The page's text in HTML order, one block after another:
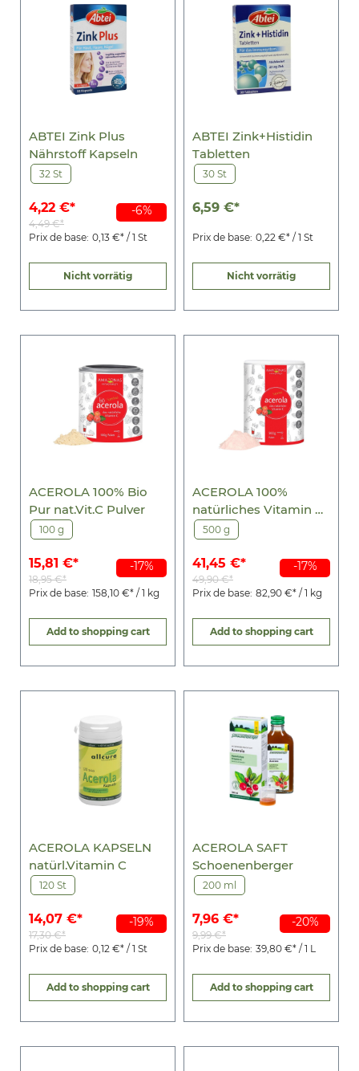
-6%
ABTEI Zink Plus
Nährstoff Kapseln
32 St
4,22 €*
4,49 €*
Prix de base: 0,13 €* / 1 St
Nicht vorrätig
ABTEI Zink+Histidin
Tabletten
30 St
6,59 €*
Prix de base: 0,22 €* / 1 St
Nicht vorrätig
-17%
ACEROLA 100% Bio
Pur nat.Vit.C Pulver
100 g
15,81 €*
18,95 €*
Prix de base: 158,10 €* / 1 kg
Add to shopping cart
-17%
ACEROLA 100%
natürliches Vitamin C
Pulver
500 g
41,45 €*
49,90 €*
Prix de base: 82,90 €* / 1 kg
Add to shopping cart
-19%
ACEROLA KAPSELN
natürl.Vitamin C
120 St
14,07 €*
17,30 €*
Prix de base: 0,12 €* / 1 St
Add to shopping cart
-20%
ACEROLA SAFT
Schoenenberger
200 ml
7,96 €*
9,99 €*
Prix de base: 39,80 €* / 1 L
Add to shopping cart